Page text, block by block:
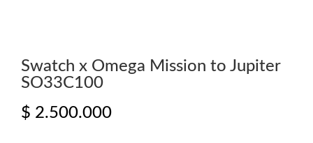
Swatch x Omega Mission to Jupiter
SO33C100
$ 2.500.000